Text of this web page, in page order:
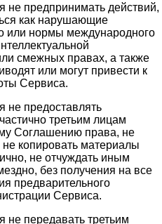
не предпринимать действий,
как нарушающие
или нормы международного
смежных правах, а также
или могут привести к
Сервиса.
не предоставлять
третьим лицам
Соглашению права, не
копировать материалы
не отчуждать иным
без получения на все
предварительного
Сервиса.
не передавать третьим